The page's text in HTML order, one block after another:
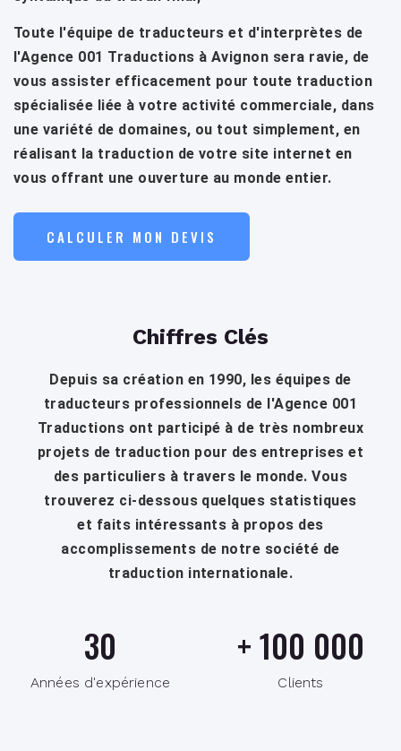
Toute l'équipe de traducteurs et d'interprètes de
l'Agence 001 Traductions à Avignon sera ravie, de
vous assister efficacement pour toute traduction
spécialisée liée à votre activité commerciale, dans
une variété de domaines, ou tout simplement, en
réalisant la traduction de votre site internet en
vous offrant une ouverture au monde entier.
CALCULER MON DEVIS
Chiffres Clés
Depuis sa création en 1990, les équipes de
traducteurs professionnels de l'Agence 001
Traductions ont participé à de très nombreux
projets de traduction pour des entreprises et
des particuliers à travers le monde. Vous
trouverez ci-dessous quelques statistiques
et faits intéressants à propos des
accomplissements de notre société de
traduction internationale.
30
Années d'expérience
+100 000
Clients